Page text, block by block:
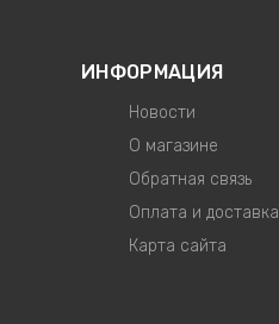
ИНФОРМАЦИЯ
Новости
О магазине
Обратная связь
Оплата и доставка
Карта сайта